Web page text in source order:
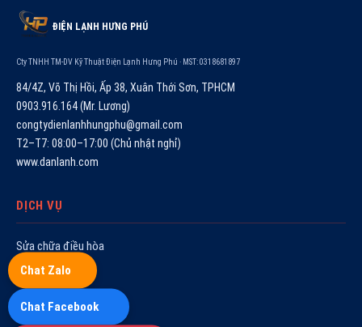
ĐIỆN LẠNH HƯNG PHÚ
Cty TNHH TM-DV Kỹ Thuật Điện Lạnh Hưng Phú · MST: 0318681897
84/4Z, Võ Thị Hồi, Ấp 38, Xuân Thới Sơn, TPHCM
0903.916.164 (Mr. Lương)
congtydienlanhhungphu@gmail.com
T2–T7: 08:00–17:00 (Chủ nhật nghỉ)
www.danlanh.com
DỊCH VỤ
Sửa chữa điều hòa
Vệ sinh máy lạnh
Tháo lắp điều hòa
Chat Zalo
Chat Facebook